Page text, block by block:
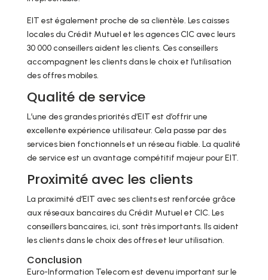
EIT est également proche de sa clientèle. Les caisses
locales du Crédit Mutuel et les agences CIC avec leurs
30 000 conseillers aident les clients. Ces conseillers
accompagnent les clients dans le choix et l’utilisation
des offres mobiles.
Qualité de service
L’une des grandes priorités d’EIT est d’offrir une
excellente expérience utilisateur. Cela passe par des
services bien fonctionnels et un réseau fiable. La qualité
de service est un avantage compétitif majeur pour EIT.
Proximité avec les clients
La proximité d’EIT avec ses clients est renforcée grâce
aux réseaux bancaires du Crédit Mutuel et CIC. Les
conseillers bancaires, ici, sont très importants. Ils aident
les clients dans le choix des offres et leur utilisation.
Conclusion
Euro-Information Telecom est devenu important sur le